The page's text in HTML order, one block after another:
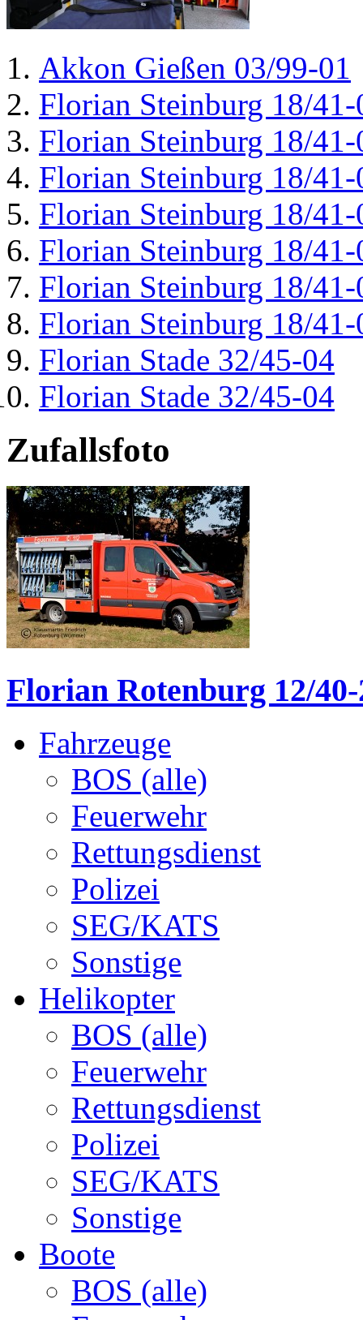
Akkon Gießen 03/99-01
Florian Steinburg 18/41-
Florian Steinburg 18/41-
Florian Steinburg 18/41-
Florian Steinburg 18/41-
Florian Steinburg 18/41-
Florian Steinburg 18/41-
Florian Steinburg 18/41-
Florian Stade 32/45-04
Florian Stade 32/45-04
Zufallsfoto
Florian Rotenburg 12/40-
Fahrzeuge
BOS (alle)
Feuerwehr
Rettungsdienst
Polizei
SEG/KATS
Sonstige
Helikopter
BOS (alle)
Feuerwehr
Rettungsdienst
Polizei
SEG/KATS
Sonstige
Boote
BOS (alle)